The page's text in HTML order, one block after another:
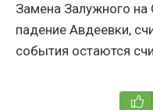
Замена Залужного на
падение Авдеевки,
события остаются